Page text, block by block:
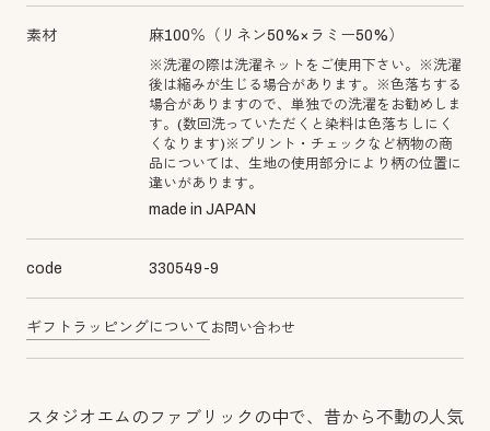
素材 麻100％（リネン50%×ラミー50%）
※洗濯の際は洗濯ネットをご使用下さい。※洗濯
後は縮みが生じる場合があります。※色落ちする
場合がありますので、単独での洗濯をお勧めしま
す。(数回洗っていただくと染料は色落ちしにく
くなります)※プリント・チェックなど柄物の商
品については、生地の使用部分により柄の位置に
違いがあります。
made in JAPAN
code 330549-9
ギフトラッピングについて お問い合わせ
スタジオエムのファブリックの中で、昔から不動の人気